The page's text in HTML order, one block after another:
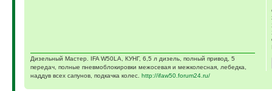
Дизельный Мастер. IFA W50LA, КУНГ, 6,5 л дизель, полный привод, 5
передач, полные пневмоблокировки межосевая и межколесная, лебедка,
наддув всех сапунов, подкачка колес. http://ifaw50.forum24.ru/